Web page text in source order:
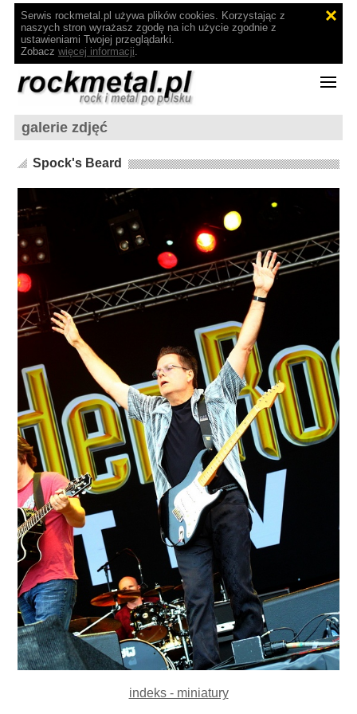
Serwis rockmetal.pl używa plików cookies. Korzystając z
naszych stron wyrażasz zgodę na ich użycie zgodnie z
ustawieniami Twojej przeglądarki.
Zobacz więcej informacji.
galerie zdjęć
Spock's Beard
indeks - miniatury